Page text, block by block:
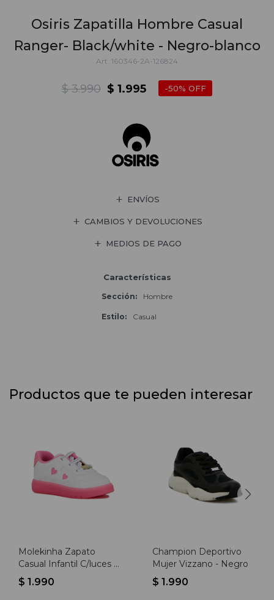
Osiris Zapatilla Hombre Casual
Ranger- Black/white - Negro-blanco
160346-2A-126824
$ 1.995
$ 3.990 50
ENVÍOS
CAMBIOS Y DEVOLUCIONES
MEDIOS DE PAGO
Características
Sección Hombre
Estilo Casual
Productos que te pueden interesar
Molekinha Zapato
Casual Infantil C/luces -
Blanco-rosa Claro
$ 1.990
Champion Deportivo
Mujer Vizzano - Negro
$ 1.990